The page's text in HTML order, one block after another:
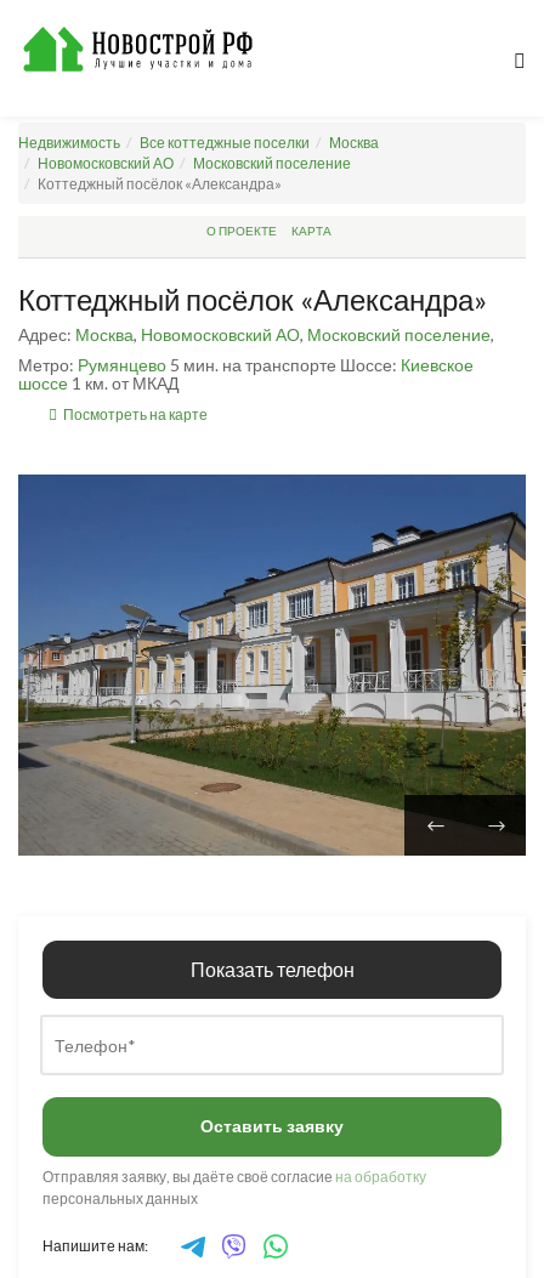
Недвижимость Все коттеджные поселки
Москва
Новомосковский АО
Московский поселение
Коттеджный посёлок «Александра»
О ПРОЕКТЕ КАРТА
Коттеджный посёлок «Александра»
Адрес: Москва, Новомосковский АО, Московский поселение,
Метро: Румянцево 5 мин. на транспорте Шоссе: Киевское
шоссе 1 км. от МКАД
Посмотреть на карте
Показать телефон
Оставить заявку
Отправляя заявку, вы даёте своё согласие на обработку
персональных данных
Напишите нам: